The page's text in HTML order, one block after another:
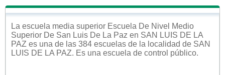
La escuela media superior Escuela De Nivel Medio
Superior De San Luis De La Paz en SAN LUIS DE LA
PAZ es una de las 384 escuelas de la localidad de SAN
LUIS DE LA PAZ. Es una escuela de control público.